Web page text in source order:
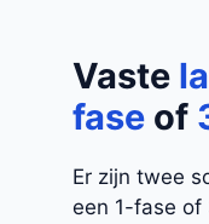
Vaste
fase of
Er zijn twee
een 1-fase of